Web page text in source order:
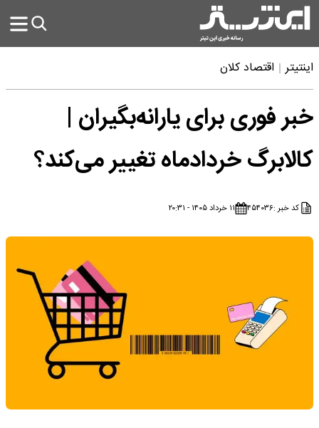
اینتیتر اقتصاد کلان
خبر فوری برای یارانه‌بگیران |
کالابرگ خردادماه تغییر می‌کند؟
کد خبر :۴۵۴۰۳۶ ۱۱ خرداد ۱۴۰۵ - ۲۰:۳۱